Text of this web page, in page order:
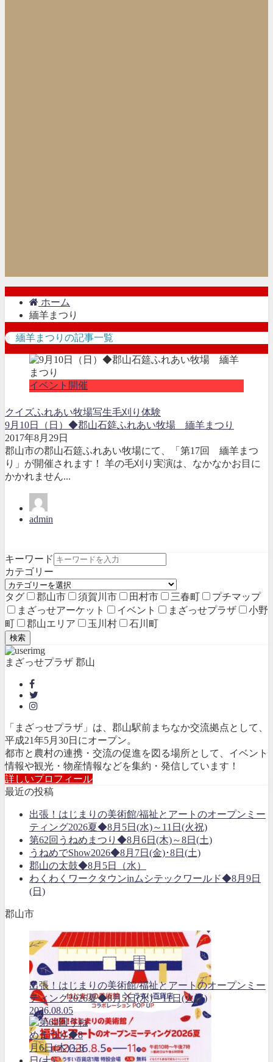
ホーム
緬羊まつり
緬羊まつりの記事一覧
イベント開催
クイズふれあい牧場写生毛刈り体験
9月10日（日）◆郡山石筵ふれあい牧場 緬羊まつり
2017年8月29日
郡山市の郡山石筵ふれあい牧場にて、「第17回 緬羊まつ
り」が開催されます！ 羊の毛刈り実演は、なかなかお目に
かかれません...
admin
キーワード
カテゴリー
タグ 郡山市 須賀川市 田村市 三春町
プチマップ
まざっせアーケット
イベント まざっせプラザ
小野
町
郡山エリア 玉川村 石川町
検索
まざっせプラザ 郡山
「まざっせプラザ」は、郡山駅前まちなか交流拠点として、
平成21年5月30日にオープン。
都市と農村の連携・交流の促進を図る場所として、イベント
情報や観光・物産情報などを集約・発信しています！
詳しいプロフィール
最近の投稿
出張！はじまりの美術館/福祉とアートのオープンミー
ティング2026夏◆8月5日(水)～11日(火祝)
第62回うねめまつり◆8月6日(木)～8日(土)
うねめでShow2026◆8月7日(金)･8日(土)
郡山の太鼓◆8月5日（水）
わくわくワークタウンinムシテックワールド◆8月9日
(日)
郡山市
出張！はじまりの美術館/福祉とアートのオープンミー
ティング2026夏◆8月5日(水)～11日(火祝)
2026.08.05